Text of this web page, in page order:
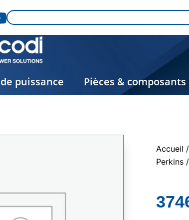
puissance Pièces & composants
Accueil /
Perkins /